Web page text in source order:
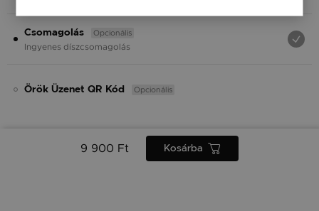
Csomagolás Opcionális
Ingyenes díszcsomagolás
Örök Üzenet QR Kód Opcionális
9 900 Ft Kosárba